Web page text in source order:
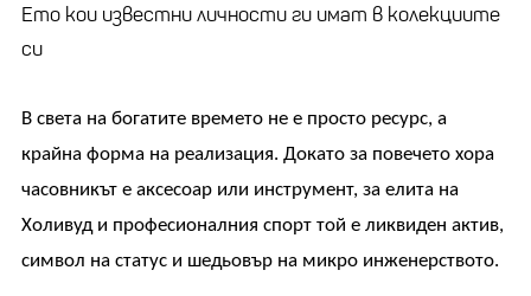
Ето кои известни личности ги имат в колекциите
си
В света на богатите времето не е просто ресурс, а
крайна форма на реализация. Докато за повечето хора
часовникът е аксесоар или инструмент, за елита на
Холивуд и професионалния спорт той е ликвиден актив,
символ на статус и шедьовър на микро инженерството.